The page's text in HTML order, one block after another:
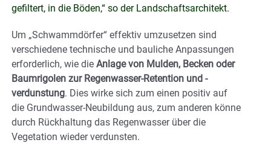
gefiltert, in die Böden,“ so der Landschaftsarchitekt.
Um „Schwammdörfer“ effektiv umzusetzen sind
verschiedene technische und bauliche Anpassungen
erforderlich, wie die Anlage von Mulden, Becken oder
Baumrigolen zur Regenwasser-Retention und -
verdunstung. Dies wirke sich zum einen positiv auf
die Grundwasser-Neubildung aus, zum anderen könne
durch Rückhaltung das Regenwasser über die
Vegetation wieder verdunsten.